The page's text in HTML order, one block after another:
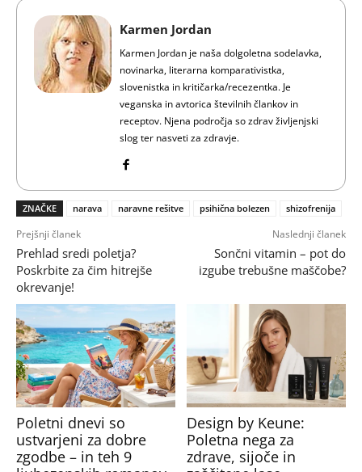
Karmen Jordan
Karmen Jordan je naša dolgoletna sodelavka,
novinarka, literarna komparativistka,
slovenistka in kritičarka/recezentka. Je
veganska in avtorica številnih člankov in
receptov. Njena področja so zdrav življenjski
slog ter nasveti za zdravje.
ZNAČKE narava naravne rešitve psihična bolezen shizofrenija
Prejšnji članek
Prehlad sredi poletja?
Poskrbite za čim hitrejše
okrevanje!
Naslednji članek
Sončni vitamin – pot do
izgube trebušne maščobe?
Poletni dnevi so
ustvarjeni za dobre
zgodbe – in teh 9
Design by Keune:
Poletna nega za
zdrave, sijoče in